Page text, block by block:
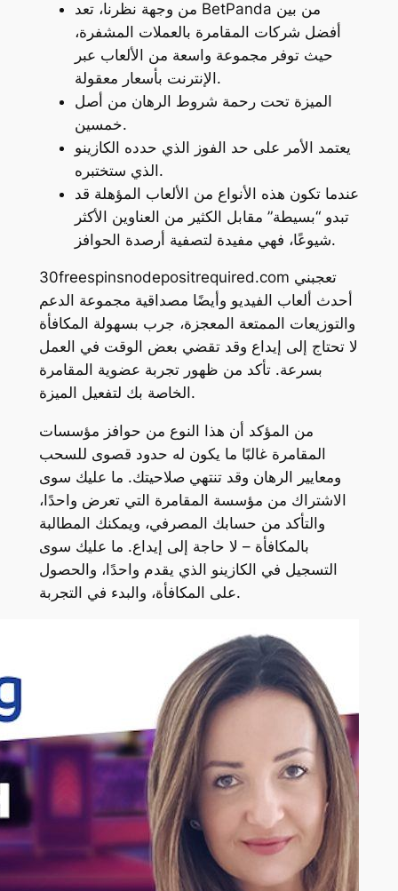
من وجهة نظرنا، تعد BetPanda من بين
أفضل شركات المقامرة بالعملات المشفرة،
حيث توفر مجموعة واسعة من الألعاب عبر
الإنترنت بأسعار معقولة.
الميزة تحت رحمة شروط الرهان من أصل
خمسين.
يعتمد الأمر على حد الفوز الذي حدده الكازينو
الذي ستختبره.
عندما تكون هذه الأنواع من الألعاب المؤهلة قد
تبدو “بسيطة” مقابل الكثير من العناوين الأكثر
شيوعًا، فهي مفيدة لتصفية أرصدة الحوافز.
30freespinsnodepositrequired.com تعجبني
أحدث ألعاب الفيديو وأيضًا مصداقية مجموعة الدعم
والتوزيعات الممتعة المعجزة، جرب بسهولة المكافأة
لا تحتاج إلى إيداع وقد تقضي بعض الوقت في العمل
بسرعة. تأكد من ظهور تجربة عضوية المقامرة
الخاصة بك لتفعيل الميزة.
من المؤكد أن هذا النوع من حوافز مؤسسات
المقامرة غالبًا ما يكون له حدود قصوى للسحب
ومعايير الرهان وقد تنتهي صلاحيتك. ما عليك سوى
الاشتراك من مؤسسة المقامرة التي تعرض واحدًا،
والتأكد من حسابك المصرفي، ويمكنك المطالبة
بالمكافأة – لا حاجة إلى إيداع. ما عليك سوى
التسجيل في الكازينو الذي يقدم واحدًا، والحصول
على المكافأة، والبدء في التجربة.